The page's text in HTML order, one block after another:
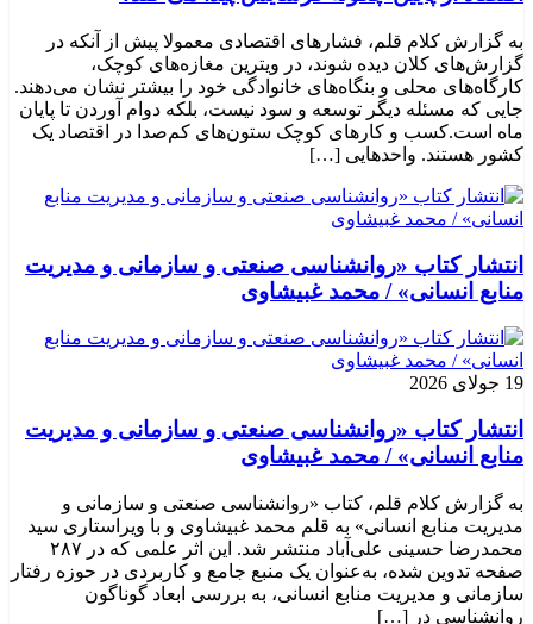
به گزارش کلام قلم، فشارهای اقتصادی معمولا پیش از آنکه در
گزارش‌های کلان دیده شوند، در ویترین مغازه‌های کوچک،
کارگاه‌های محلی و بنگاه‌های خانوادگی خود را بیشتر نشان می‌دهند.
جایی که مسئله دیگر توسعه و سود نیست، بلکه دوام آوردن تا پایان
ماه است.کسب‌ و کارهای کوچک ستون‌های کم‌صدا در اقتصاد یک
کشور هستند. واحدهایی […]
انتشار کتاب «روانشناسی صنعتی و سازمانی و مدیریت
منابع انسانی» / محمد غبیشاوی
19 جولای 2026
انتشار کتاب «روانشناسی صنعتی و سازمانی و مدیریت
منابع انسانی» / محمد غبیشاوی
به گزارش کلام قلم، کتاب «روانشناسی صنعتی و سازمانی و
مدیریت منابع انسانی» به قلم محمد غبیشاوی و با ویراستاری سید
محمدرضا حسینی علی‌آباد منتشر شد. این اثر علمی که در ۲۸۷
صفحه تدوین شده، به‌عنوان یک منبع جامع و کاربردی در حوزه رفتار
سازمانی و مدیریت منابع انسانی، به بررسی ابعاد گوناگون
روانشناسی در […]